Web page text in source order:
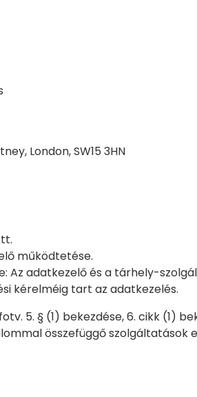
London, SW15 3HN
működtetése.
Az adatkezelő és a tárhely-
kérelméig tart az adatkezelés.
5. § (1) bekezdése, 6. cikk (1)
összefüggő szolgáltatások